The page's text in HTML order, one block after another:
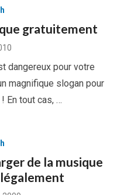
gratuitement
dangereux pour votre
magnifique slogan pour
En tout cas, …
de la musique